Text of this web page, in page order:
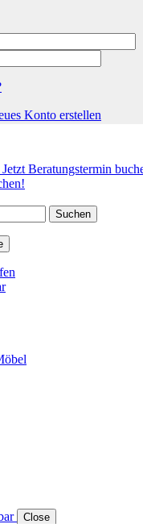
Konto erstellen
Jetzt Beratungstermin
Suchen
Close